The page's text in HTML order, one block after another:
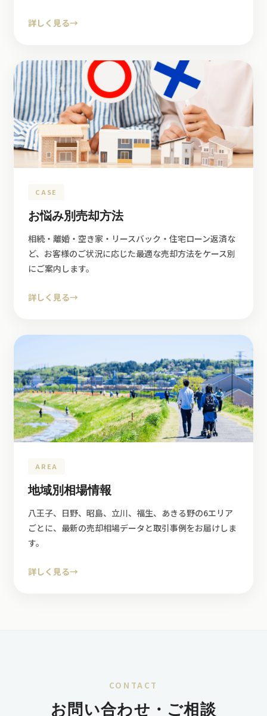
詳しく見る→
CASE
お悩み別売却方法
相続・離婚・空き家・リースバック・住宅ローン返済な
ど、お客様のご状況に応じた最適な売却方法をケース別
にご案内します。
詳しく見る→
AREA
地域別相場情報
八王子、日野、昭島、立川、福生、あきる野の6エリア
ごとに、最新の売却相場データと取引事例をお届けしま
す。
詳しく見る→
CONTACT
お問い合わせ・ご相談